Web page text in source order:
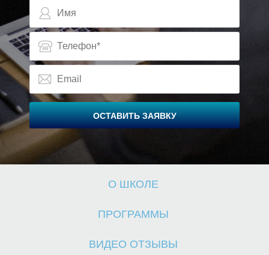
О
ОСТАВИТЬ ЗАЯВКУ
О ШКОЛЕ
ПРОГРАММЫ
ВИДЕО ОТЗЫВЫ
О